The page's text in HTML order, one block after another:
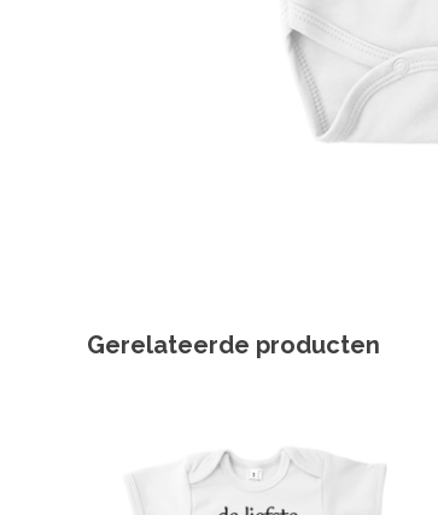
Gerelateerde producten